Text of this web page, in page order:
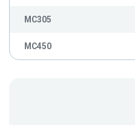
MC305
MC450